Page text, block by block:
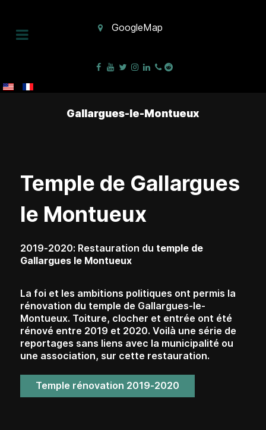
GoogleMap
Gallargues-le-Montueux
Temple de Gallargues
le Montueux
2019-2020: Restauration du temple de
Gallargues le Montueux
La foi et les ambitions politiques ont permis la
rénovation du temple de Gallargues-le-
Montueux. Toiture, clocher et entrée ont été
rénové entre 2019 et 2020. Voilà une série de
reportages sans liens avec la municipalité ou
une association, sur cette restauration.
Temple rénovation 2019-2020